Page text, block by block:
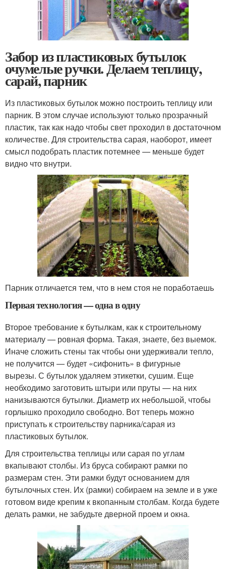
Забор из пластиковых бутылок
очумелые ручки. Делаем теплицу,
сарай, парник
Из пластиковых бутылок можно построить теплицу или
парник. В этом случае используют только прозрачный
пластик, так как надо чтобы свет проходил в достаточном
количестве. Для строительства сарая, наоборот, имеет
смысл подобрать пластик потемнее — меньше будет
видно что внутри.
Парник отличается тем, что в нем стоя не поработаешь
Первая технология — одна в одну
Второе требование к бутылкам, как к строительному
материалу — ровная форма. Такая, знаете, без выемок.
Иначе сложить стены так чтобы они удерживали тепло,
не получится — будет «сифонить» в фигурные
вырезы. С бутылок удаляем этикетки, сушим. Еще
необходимо заготовить штыри или пруты — на них
нанизываются бутылки. Диаметр их небольшой, чтобы
горлышко проходило свободно. Вот теперь можно
приступать к строительству парника/сарая из
пластиковых бутылок.
Для строительства теплицы или сарая по углам
вкапывают столбы. Из бруса собирают рамки по
размерам стен. Эти рамки будут основанием для
бутылочных стен. Их (рамки) собираем на земле и в уже
готовом виде крепим к вкопанным столбам. Когда будете
делать рамки, не забудьте дверной проем и окна.